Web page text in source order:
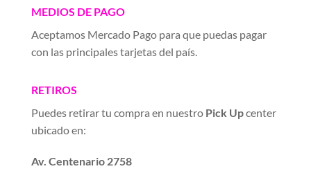
MEDIOS DE PAGO
Aceptamos Mercado Pago para que puedas pagar
con las principales tarjetas del país.
RETIROS
Puedes retirar tu compra en nuestro Pick Upcenter
ubicado en:
Av. Centenario 2758